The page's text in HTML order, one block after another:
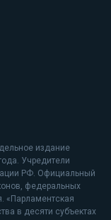
издание
Учредители
РФ. Официальный
федеральных
«Парламентская
в десяти субъектах